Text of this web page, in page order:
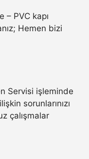
– PVC kapı
Hemen bizi
Servisi işleminde
sorunlarınızı
çalışmalar